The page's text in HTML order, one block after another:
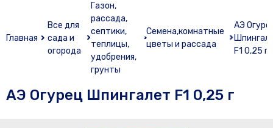
Главная
Все для
сада и
огорода
Газон,
рассада,
септики,
теплицы,
удобрения,
грунты
Семена,комнатные
цветы и рассада
АЭ
F1 0,25 г
АЭ Огурец Шпингалет F1 0,25 г